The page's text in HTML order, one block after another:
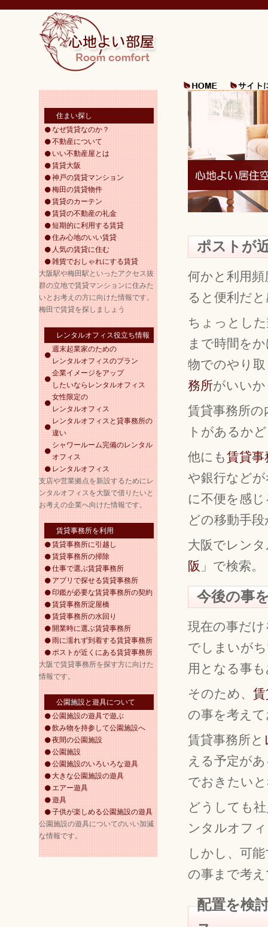
住まい探し
なぜ賃貸なのか？
不動産について
いい不動産屋とは
賃貸大阪
神戸の賃貸マンション
梅田の賃貸物件
賃貸のカーテン
賃貸の不動産の礼金
短期的に利用する賃貸
住み心地のいい賃貸
人気の賃貸に住む
雑貨でおしゃれにする賃貸
大阪駅や梅田駅といったアクセス抜
群の立地で賃貸マンションに住みた
いとお考えの方に向けた情報です。
梅田で賃貸を探しましょう
レンタルオフィス役立ち情報
週末起業家のための
レンタルオフィスのプラン
企業イメージをアップ
したいならレンタルオフィス
女性限定の
レンタルオフィス
レンタルオフィスと貸事務所の
違い
シャワールーム完備のレンタル
オフィス
レンタルオフィス
支店や営業拠点を新設するためにレ
ンタルオフィスを大阪で借りたいと
お考えの企業へ向けた情報です。
賃貸事務所を利用
賃貸事務所に引越し
賃貸事務所の掃除
仕事で選ぶ賃貸事務所
アプリで探せる賃貸事務所
印鑑が必要な賃貸事務所の契約
賃貸事務所淀屋橋
賃貸事務所の水回り
開業時に選ぶ賃貸事務所
雨に濡れず到着する賃貸事務所
ポストが近くにある賃貸事務所
大阪で賃貸事務所を探す方に向けた
情報です。
公園施設と遊具について
公園施設の遊具で遊ぶ
飲み物を持参して公園施設へ
夜間の公園施設
公園施設
公園施設のいろいろな遊具
大きな公園施設の遊具
エアー遊具
遊具
子供が楽しめる公園施設の遊具
公園施設の遊具についてのいい加減
な情報です。
ポストが
何かと利用
ると便利だ
ちょっとし
まで時間を
物でのやり
務所がいい
賃貸事務所
トがあるか
他にも賃貸事
や銀行など
に不便を感
どの移動手
大阪でレン
阪 」で検索。
今後の事
現在の事だ
でしまいが
用となる事
そのため、
の事を考え
賃貸事務所と
える予定が
でおきたい
どうしても
ンタルオフ
しかし、可
の事まで考
配置を検